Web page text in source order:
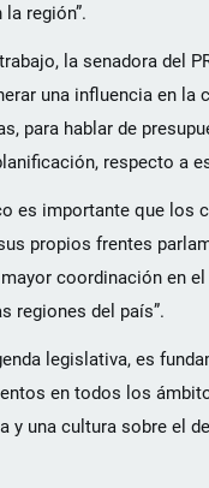
región”.
la senadora del
una influencia en la
para hablar de
respecto a
es importante que los
propios frentes
coordinación en el
regiones del país”.
legislativa, es
en todos los
y una cultura sobre el